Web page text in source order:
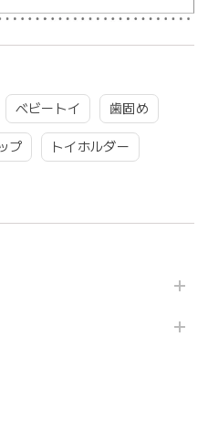
ベビートイ 歯固め
プ トイホルダー
のビブより少し小さい作りで
ありがとうございました♡
がとうございました(^^) 梱包